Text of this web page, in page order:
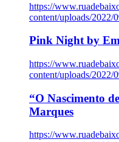
https://
content/uploads/2022/
Pink Night by
https://
content/uploads/2022/
“O Nascimento
Marques
https://